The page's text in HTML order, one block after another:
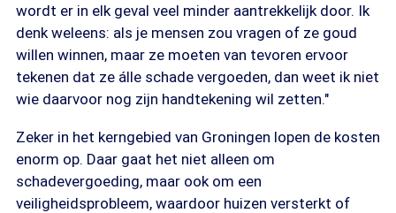
wordt er in elk geval veel minder aantrekkelijk door. Ik
denk weleens: als je mensen zou vragen of ze goud
willen winnen, maar ze moeten van tevoren ervoor
tekenen dat ze álle schade vergoeden, dan weet ik niet
wie daarvoor nog zijn handtekening wil zetten."
Zeker in het kerngebied van Groningen lopen de kosten
enorm op. Daar gaat het niet alleen om
schadevergoeding, maar ook om een
veiligheidsprobleem, waardoor huizen versterkt of